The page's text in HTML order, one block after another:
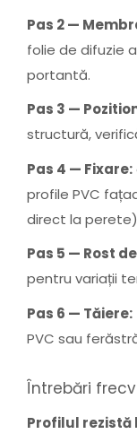
Pas 2 —
folie de difuzie
portantă.
Pas 3 —
structură,
Pas 4 — Fixare:
profile PVC
direct la
Pas 5 — Rost
pentru variații
Pas 6 — Tăiere:
PVC sau
Întrebări
Profilul